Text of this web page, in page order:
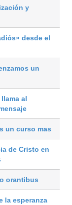
y
desde el
un
al
un curso mas
de Cristo en
orantibus
la esperanza